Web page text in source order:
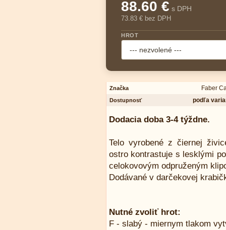
88.60 € s DPH
73.83 € bez DPH
HROT
Značka Faber
Dostupnosť podľa
Dodacia doba 3-4 týždne.
Telo vyrobené z čiernej
ostro kontrastuje s lesklými
celokovovým odpruženým
Dodávané v darčekovej
Nutné zvoliť hrot:
F - slabý - miernym tlakom